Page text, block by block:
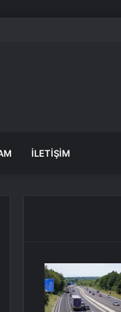
ne zaman bitecek,
İLETIŞIM